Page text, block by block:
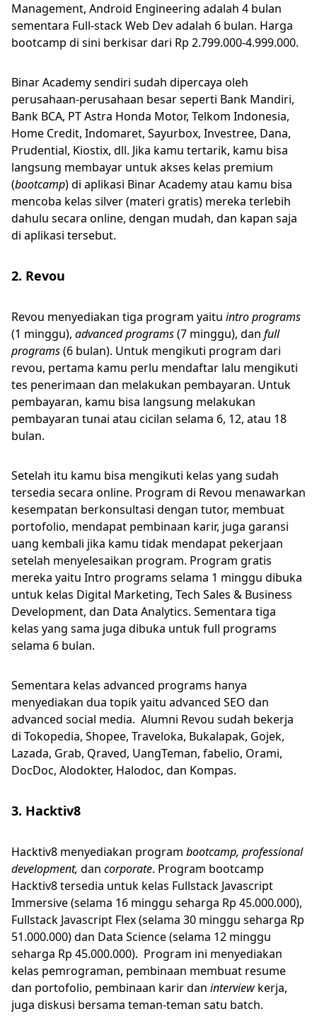
Management, Android Engineering adalah 4 bulan
sementara Full-stack Web Dev adalah 6 bulan. Harga
bootcamp di sini berkisar dari Rp 2.799.000-4.999.000.
Binar Academy sendiri sudah dipercaya oleh
perusahaan-perusahaan besar seperti Bank Mandiri,
Bank BCA, PT Astra Honda Motor, Telkom Indonesia,
Home Credit, Indomaret, Sayurbox, Investree, Dana,
Prudential, Kiostix, dll. Jika kamu tertarik, kamu bisa
langsung membayar untuk akses kelas premium
(bootcamp) di aplikasi Binar Academy atau kamu bisa
mencoba kelas silver (materi gratis) mereka terlebih
dahulu secara online, dengan mudah, dan kapan saja
di aplikasi tersebut.
2. Revou
Revou menyediakan tiga program yaitu intro programs
(1 minggu), advanced programs(7 minggu), dan full
programs(6 bulan). Untuk mengikuti program dari
revou, pertama kamu perlu mendaftar lalu mengikuti
tes penerimaan dan melakukan pembayaran. Untuk
pembayaran, kamu bisa langsung melakukan
pembayaran tunai atau cicilan selama 6, 12, atau 18
bulan.
Setelah itu kamu bisa mengikuti kelas yang sudah
tersedia secara online. Program di Revou menawarkan
kesempatan berkonsultasi dengan tutor, membuat
portofolio, mendapat pembinaan karir, juga garansi
uang kembali jika kamu tidak mendapat pekerjaan
setelah menyelesaikan program. Program gratis
mereka yaitu Intro programs selama 1 minggu dibuka
untuk kelas Digital Marketing, Tech Sales & Business
Development, dan Data Analytics. Sementara tiga
kelas yang sama juga dibuka untuk full programs
selama 6 bulan.
Sementara kelas advanced programs hanya
menyediakan dua topik yaitu advanced SEO dan
advanced social media. Alumni Revou sudah bekerja
di Tokopedia, Shopee, Traveloka, Bukalapak, Gojek,
Lazada, Grab, Qraved, UangTeman, fabelio, Orami,
DocDoc, Alodokter, Halodoc, dan Kompas.
3. Hacktiv8
Hacktiv8 menyediakan program bootcamp, professional
development, dan corporate. Program bootcamp
Hacktiv8 tersedia untuk kelas Fullstack Javascript
Immersive (selama 16 minggu seharga Rp 45.000.000),
Fullstack Javascript Flex (selama 30 minggu seharga Rp
51.000.000) dan Data Science (selama 12 minggu
seharga Rp 45.000.000). Program ini menyediakan
kelas pemrograman, pembinaan membuat resume
dan portofolio, pembinaan karir dan interview kerja,
juga diskusi bersama teman-teman satu batch.